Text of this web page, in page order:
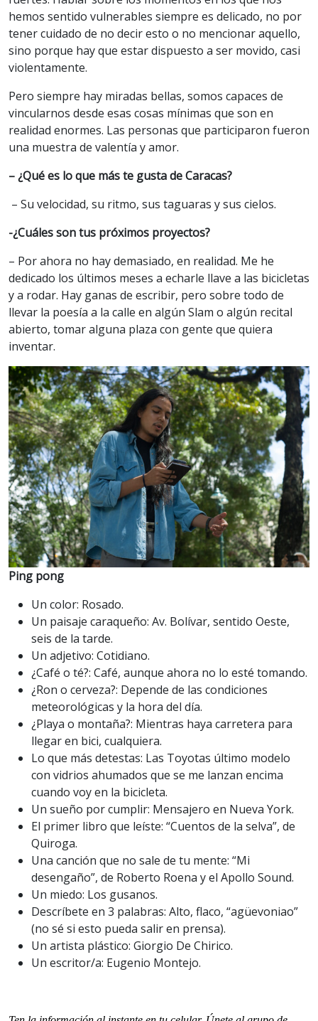
hemos sentido vulnerables siempre es delicado, no por
tener cuidado de no decir esto o no mencionar aquello,
sino porque hay que estar dispuesto a ser movido, casi
violentamente.
Pero siempre hay miradas bellas, somos capaces de
vincularnos desde esas cosas mínimas que son en
realidad enormes. Las personas que participaron fueron
una muestra de valentía y amor.
– ¿Qué es lo que más te gusta de Caracas?
– Su velocidad, su ritmo, sus taguaras y sus cielos.
-¿Cuáles son tus próximos proyectos?
– Por ahora no hay demasiado, en realidad. Me he
dedicado los últimos meses a echarle llave a las bicicletas
y a rodar. Hay ganas de escribir, pero sobre todo de
llevar la poesía a la calle en algún Slam o algún recital
abierto, tomar alguna plaza con gente que quiera
inventar.
Ping pong
Un color: Rosado.
Un paisaje caraqueño: Av. Bolívar, sentido Oeste,
seis de la tarde.
Un adjetivo: Cotidiano.
¿Café o té?: Café, aunque ahora no lo esté tomando.
¿Ron o cerveza?: Depende de las condiciones
meteorológicas y la hora del día.
¿Playa o montaña?: Mientras haya carretera para
llegar en bici, cualquiera.
Lo que más detestas: Las Toyotas último modelo
con vidrios ahumados que se me lanzan encima
cuando voy en la bicicleta.
Un sueño por cumplir: Mensajero en Nueva York.
El primer libro que leíste: “Cuentos de la selva”, de
Quiroga.
Una canción que no sale de tu mente: “Mi
desengaño”, de Roberto Roena y el Apollo Sound.
Un miedo: Los gusanos.
Descríbete en 3 palabras: Alto, flaco, “agüevoniao”
(no sé si esto pueda salir en prensa).
Un artista plástico: Giorgio De Chirico.
Un escritor/a: Eugenio Montejo.